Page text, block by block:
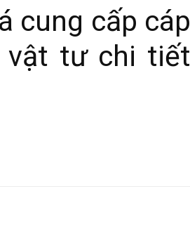
cung cấp cáp
vật tư chi tiết